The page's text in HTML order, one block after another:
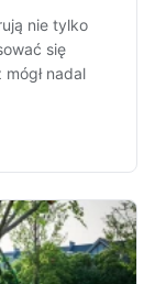
nie tylko
się
nadal